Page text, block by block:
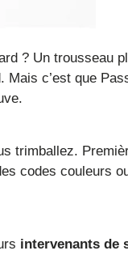
c’est que
codes couleurs
intervenants de